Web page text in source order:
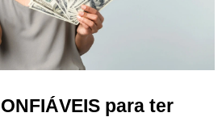
para ter